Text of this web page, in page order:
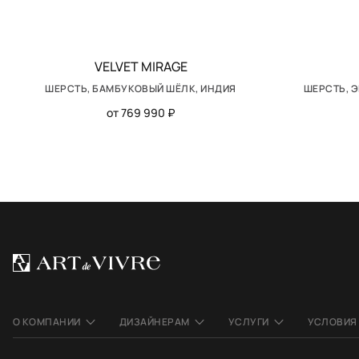
VELVET MIRAGE
ШЕРСТЬ, БАМБУКОВЫЙ ШЁЛК, ИНДИЯ
от 769 990 ₽
ШЕРСТЬ,
О КОМПАНИИ ДИЗАЙНЕРАМ УСЛУГИ УСЛОВИЯ